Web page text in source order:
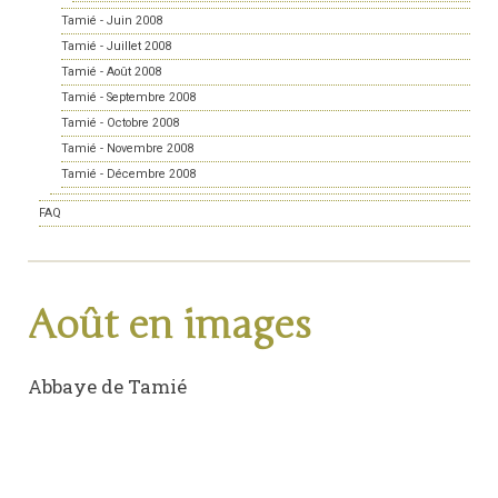
Tamié - Juin 2008
Tamié - Juillet 2008
Tamié - Août 2008
Tamié - Septembre 2008
Tamié - Octobre 2008
Tamié - Novembre 2008
Tamié - Décembre 2008
FAQ
Août en images
Abbaye de Tamié